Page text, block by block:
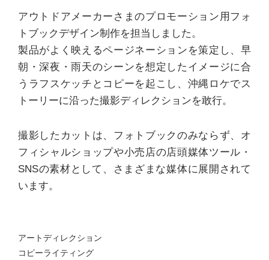
アウトドアメーカーさまのプロモーション用フォ
トブックデザイン制作を担当しました。
製品がよく映えるページネーションを策定し、早
朝・深夜・雨天のシーンを想定したイメージに合
うラフスケッチとコピーを起こし、沖縄ロケでス
トーリーに沿った撮影ディレクションを敢行。
撮影したカットは、フォトブックのみならず、オ
フィシャルショップや小売店の店頭媒体ツール・
SNSの素材として、さまざまな媒体に展開されて
います。
アートディレクション
コピーライティング